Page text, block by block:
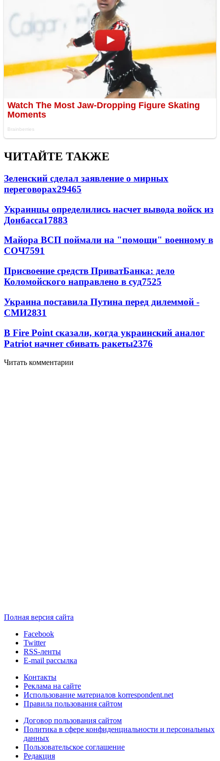
ЧИТАЙТЕ ТАКЖЕ
Зеленский сделал заявление о мирных
переговорах29465
Украинцы определились насчет вывода войск из
Донбасса17883
Майора ВСП поймали на "помощи" военному в
СОЧ7591
Присвоение средств ПриватБанка: дело
Коломойского направлено в суд7525
Украина поставила Путина перед дилеммой -
СМИ2831
В Fire Point сказали, когда украинский аналог
Patriot начнет сбивать ракеты2376
Читать комментарии
Полная версия сайта
Facebook
Twitter
RSS-ленты
E-mail рассылка
Контакты
Реклама на сайте
Использование материалов korrespondent.net
Правила пользования сайтом
Договор пользования сайтом
Политика в сфере конфиденциальности и персональных
данных
Пользовательское соглашение
Редакция